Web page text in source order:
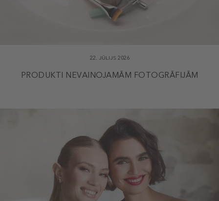
22. JŪLIJS 2026
PRODUKTI NEVAINOJAMĀM FOTOGRĀFIJĀM